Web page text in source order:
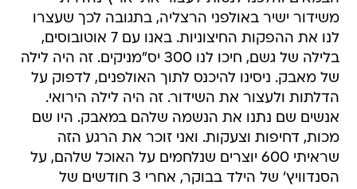
משידור ישיר באולפני הרצליה, בתגובה לכך שעצרו
לנו את ההפקות החיצוניות. באנו עם 7 אוטובוסים,
בלילה של גשם, חיכו לנו 300 יס"מניקים. זה היה לילה
של מאבק. ניסינו להיכנס לתוך האולפנים, לדפוק על
הדלתות ולעצור את השידור. זה היה לילה הירואי.
אנשים שם נתנו את הנשמה שלהם במאבק. היו שם
מכות, דחיפות וצעקות. ואני זוכר את הרגע הזה
שראיתי 600 יוצרים שנלחמים על האוכל שלהם, על
הסנדוויץ' של הילד בבוקר, אחרי 3 חודשים של